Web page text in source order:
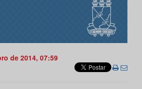
de 2014, 07:59